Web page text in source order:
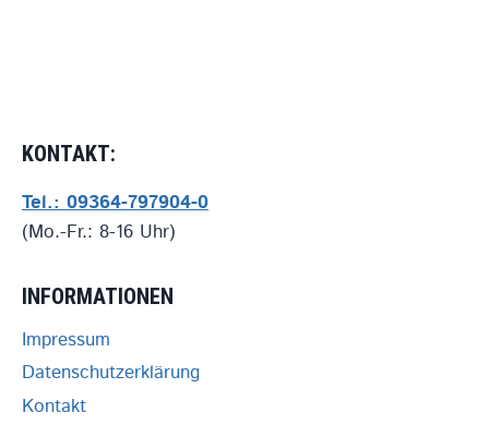
KONTAKT:
Tel.: 09364-797904-0
(Mo.-Fr.: 8-16 Uhr)
INFORMATIONEN
Impressum
Datenschutzerklärung
Kontakt